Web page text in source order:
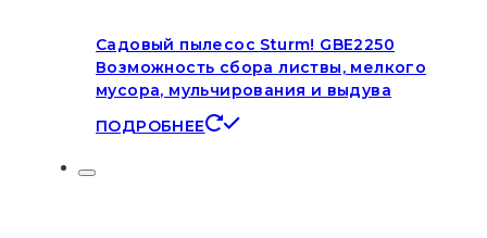
Садовый пылесос Sturm! GBE2250
Возможность сбора листвы, мелкого
мусора, мульчирования и выдува
ПОДРОБНЕЕ